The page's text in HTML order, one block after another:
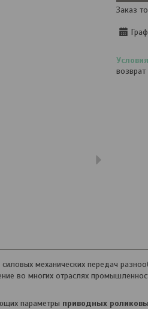
Заказ
механических передач
во многих отраслях
параметры приводных